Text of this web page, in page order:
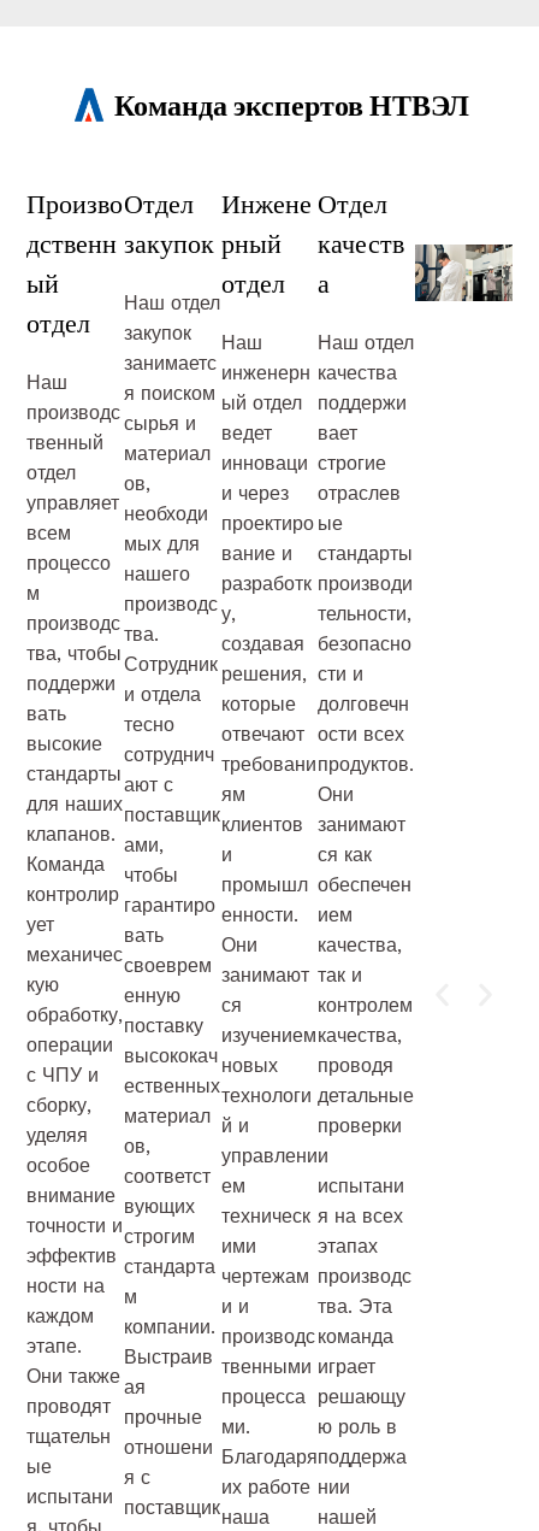
Команда экспертов НТВЭЛ
Произво
дственн
ый
отдел
Наш
производс
твенный
отдел
управляет
всем
процессо
м
производс
тва, чтобы
поддержи
вать
высокие
стандарты
для наших
клапанов.
Команда
контролир
ует
механичес
кую
обработку,
операции
с ЧПУ и
сборку,
уделяя
особое
внимание
точности и
эффектив
ности на
каждом
этапе.
Они также
проводят
тщательн
ые
испытани
Отдел
закупок
Наш отдел
закупок
занимаетс
я поиском
сырья и
материал
ов,
необходи
мых для
нашего
производс
тва.
Сотрудник
и отдела
тесно
сотруднич
ают с
поставщик
ами,
чтобы
гарантиро
вать
своеврем
енную
поставку
высококач
ественных
материал
ов,
соответст
вующих
строгим
стандарта
м
компании.
Выстраив
ая
прочные
отношени
я с
поставщик
Инжене
рный
отдел
Наш
инженерн
ый отдел
ведет
инноваци
и через
проектиро
вание и
разработк
у,
создавая
решения,
которые
отвечают
требовани
ям
клиентов
и
промышл
енности.
Они
занимают
ся
изучением
новых
технологи
й и
управлени
ем
техническ
ими
чертежам
и и
производс
твенными
процесса
ми.
Благодаря
их работе
наша
Отдел
качеств
а
Наш отдел
качества
поддержи
вает
строгие
отраслев
ые
стандарты
производи
тельности,
безопасно
сти и
долговечн
ости всех
продуктов.
Они
занимают
ся как
обеспечен
ием
качества,
так и
контролем
качества,
проводя
детальные
проверки
и
испытани
я на всех
этапах
производс
тва. Эта
команда
играет
решающу
ю роль в
поддержа
нии
нашей